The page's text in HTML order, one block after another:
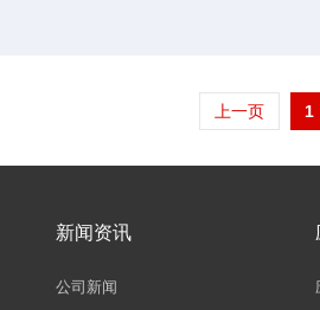
上一页 1
新闻资讯
公司新闻